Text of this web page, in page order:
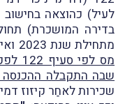
לעיל) כהוצאה
בדירה המושכרת)
מתחילת שנת 2023 ואילך
שבה התקבלה
שכירות לאחַר קיזוז